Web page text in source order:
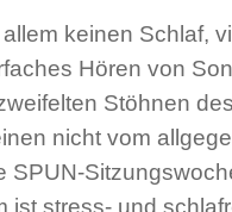
keinen Schlaf,
Hören von
Stöhnen
nicht vom
SPUN-
ist stress- und